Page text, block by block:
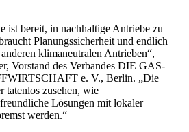
ist bereit, in nachhaltige Antriebe zu
Planungssicherheit und endlich
klimaneutralen Antrieben“,
Vorstand des Verbandes DIE GAS-
e. V., Berlin. „Die
tatenlos zusehen, wie
Lösungen mit lokaler
werden.“